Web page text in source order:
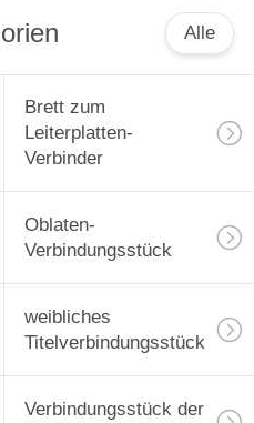
Alle
Brett zum
Leiterplatten-
Verbinder
Oblaten-
Verbindungsstück
weibliches
Titelverbindungsstück
Verbindungsstück der